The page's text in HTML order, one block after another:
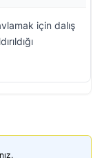
için dalış